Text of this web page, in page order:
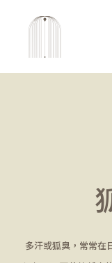
多汗或狐臭，常常在